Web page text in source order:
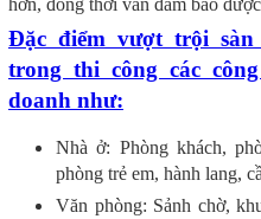
Đặc điểm vượt trội
trong thi công các
doanh như:
Nhà ở: Phòng khách,
phòng trẻ em, hành lang,
Văn phòng: Sảnh chờ,